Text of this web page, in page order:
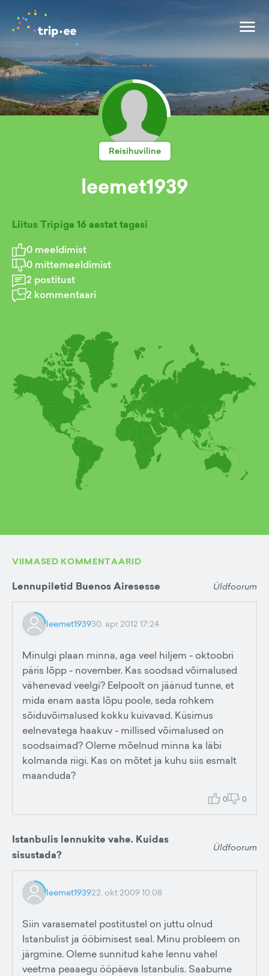
Reisihuviline
leemet1939
Liitus Tripiga 16 aastat tagasi
0 meeldimist
0 mittemeeldimist
2 postitust
2 kommentaari
VIIMASED KOMMENTAARID
Lennupiletid Buenos Airesesse Üldfoorum
leemet193930. apr 2012 17:24
Minulgi plaan minna, aga veel hiljem - oktoobri
päris lõpp - november. Kas soodsad võimalused
vähenevad veelgi? Eelpoolt on jäänud tunne, et
mida enam aasta lõpu poole, seda rohkem
sõiduvõimalused kokku kuivavad. Küsimus
eelnevatega haakuv - millised võimalused on
soodsaimad? Oleme mõelnud minna ka läbi
kolmanda riigi. Kas on mõtet ja kuhu siis esmalt
maanduda?
0 0
Istanbulis lennukite vahe. Kuidas
sisustada?
Üldfoorum
leemet193922. okt 2009 10:08
Siin varasematel postitustel on juttu olnud
Istanbulist ja ööbimisest seal. Minu probleem on
järgmine. Oleme sunnitud kahe lennu vahel
veetma peaaegu ööpäeva Istanbulis. Saabume